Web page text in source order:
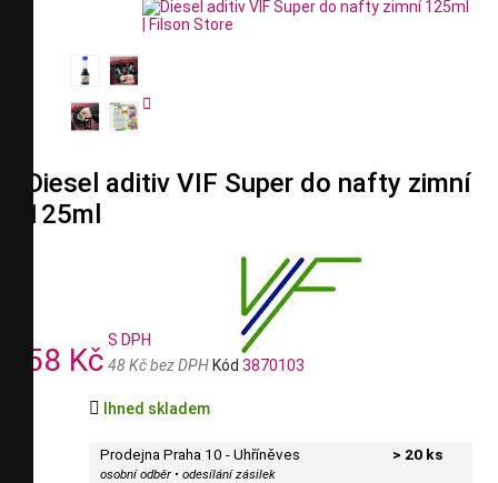


Diesel aditiv VIF Super do nafty zimní
125ml
58 Kč
S DPH
48 Kč bez DPH Kód 3870103
 Ihned skladem
Prodejna Praha 10 - Uhříněves
osobní odběr • odesílání zásilek
> 20 ks